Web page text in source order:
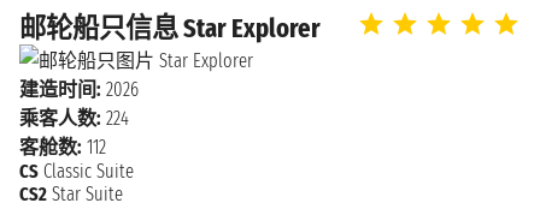
2027年4月28日星期三
n.d. - n.d.
2027年4月29日星期四
n.d. - n.d.
河。宽阔的威尼斯大运河是城市的主动脉，是城市的
“高速公路”，也被称为“水上香 榭丽舍”。其他的两千多
条水稻则构成了威尼斯的“城市干道”。 不同于白天，夜
晚的威尼斯弥漫了神秘又浪漫的气息，灯光在水面上荡
漾，小巷子里的餐 馆到处都是人们的欢笑声和酒杯
声，让人不禁想起梵高著名的画作《夜晚露天咖啡
座》。 您可以在威尼斯的玻璃岛找到非常有当地特色
邮轮船只信息 Star Explorer
建造时间: 2026
乘客人数: 224
客舱数: 112
CS Classic Suite
CS2 Star Suite